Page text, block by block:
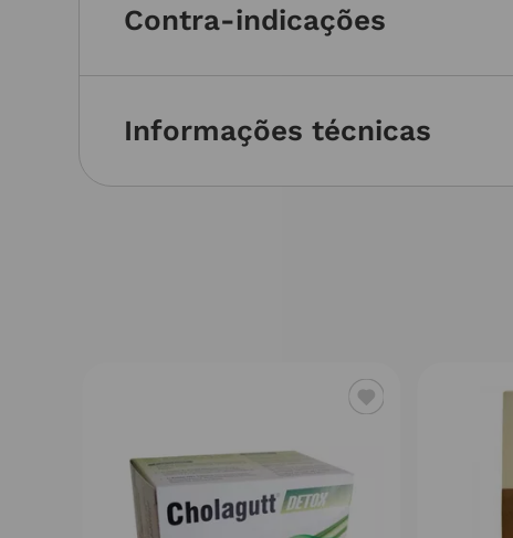
Contra-indicações
Informações técnicas